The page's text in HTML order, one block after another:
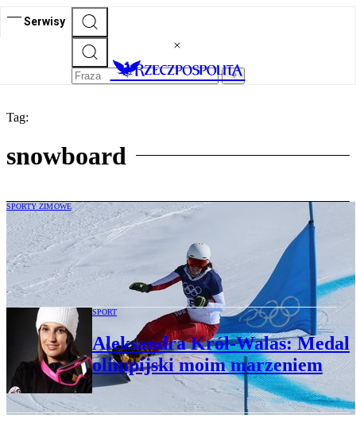
Serwisy
Tag:
snowboard
SPORTY ZIMOWE
Zimowe Igrzyska Olimpijskie. Bez
medalu dla Polski w snowboardzie,
zadecydował jeden błąd
SPORT
Aleksandra Król-Walas: Medal
olimpijski moim marzeniem